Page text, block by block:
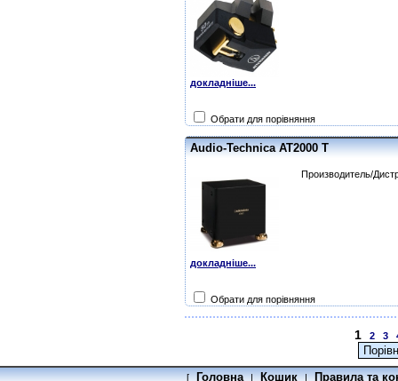
докладніше...
Обрати для порівняння
Audio-Technica AT2000 T
докладніше...
Производитель/
Обрати для порівняння
1 2 3
[ Головна | Кошик | Правила та